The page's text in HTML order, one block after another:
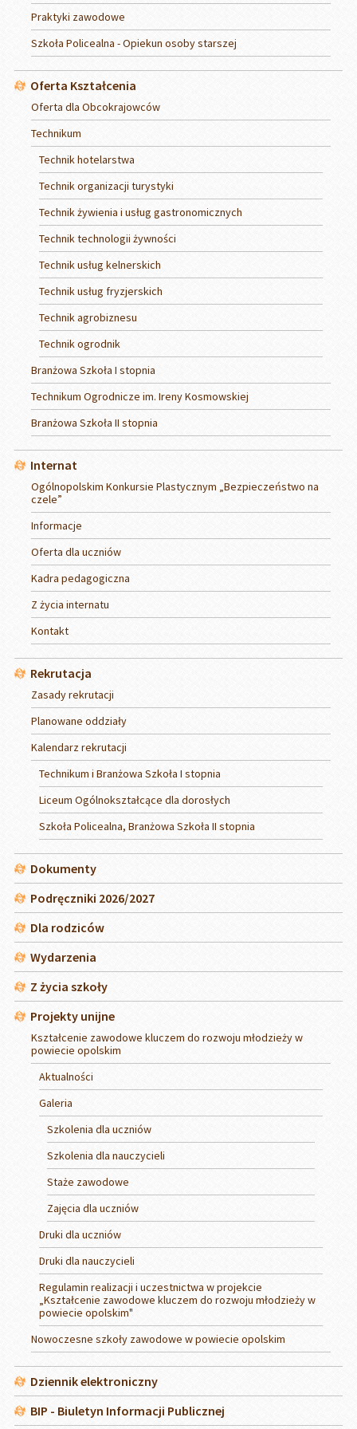
Praktyki zawodowe
Szkoła Policealna - Opiekun osoby starszej
Oferta Kształcenia
Oferta dla Obcokrajowców
Technikum
Technik hotelarstwa
Technik organizacji turystyki
Technik żywienia i usług gastronomicznych
Technik technologii żywności
Technik usług kelnerskich
Technik usług fryzjerskich
Technik agrobiznesu
Technik ogrodnik
Branżowa Szkoła I stopnia
Technikum Ogrodnicze im. Ireny Kosmowskiej
Branżowa Szkoła II stopnia
Internat
Ogólnopolskim Konkursie Plastycznym „Bezpieczeństwo na
czele”
Informacje
Oferta dla uczniów
Kadra pedagogiczna
Z życia internatu
Kontakt
Rekrutacja
Zasady rekrutacji
Planowane oddziały
Kalendarz rekrutacji
Technikum i Branżowa Szkoła I stopnia
Liceum Ogólnokształcące dla dorosłych
Szkoła Policealna, Branżowa Szkoła II stopnia
Dokumenty
Podręczniki 2026/2027
Dla rodziców
Wydarzenia
Z życia szkoły
Projekty unijne
Kształcenie zawodowe kluczem do rozwoju młodzieży w
powiecie opolskim
Aktualności
Galeria
Szkolenia dla uczniów
Szkolenia dla nauczycieli
Staże zawodowe
Zajęcia dla uczniów
Druki dla uczniów
Druki dla nauczycieli
Regulamin realizacji i uczestnictwa w projekcie
„Kształcenie zawodowe kluczem do rozwoju młodzieży w
powiecie opolskim"
Nowoczesne szkoły zawodowe w powiecie opolskim
Dziennik elektroniczny
BIP - Biuletyn Informacji Publicznej